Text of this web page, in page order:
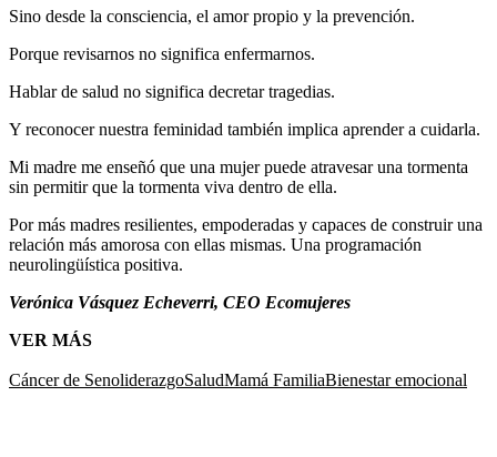
Sino desde la consciencia, el amor propio y la prevención.
Porque revisarnos no significa enfermarnos.
Hablar de salud no significa decretar tragedias.
Y reconocer nuestra feminidad también implica aprender a cuidarla.
Mi madre me enseñó que una mujer puede atravesar una tormenta
sin permitir que la tormenta viva dentro de ella.
Por más madres resilientes, empoderadas y capaces de construir una
relación más amorosa con ellas mismas. Una programación
neurolingüística positiva.
Verónica Vásquez Echeverri, CEO Ecomujeres
VER MÁS
Cáncer de SenoliderazgoSaludMamá FamiliaBienestar emocional